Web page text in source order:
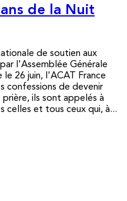
de la Nuit
de soutien aux
l'Assemblée Générale
le 26 juin, l'ACAT France
confessions de devenir
ils sont appelés à
celles et tous ceux qui, à...